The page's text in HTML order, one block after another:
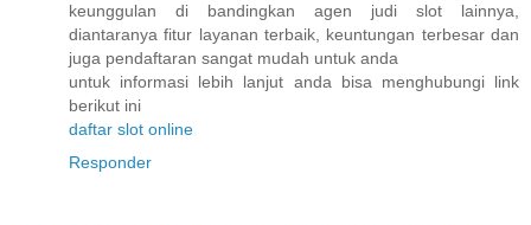
keunggulan di bandingkan agen judi slot lainnya,
diantaranya fitur layanan terbaik, keuntungan terbesar dan
juga pendaftaran sangat mudah untuk anda
untuk informasi lebih lanjut anda bisa menghubungi link
berikut ini
daftar slot online
Responder